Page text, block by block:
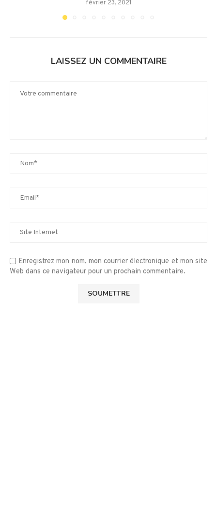
février 23, 2021
LAISSEZ UN COMMENTAIRE
Enregistrez mon nom, mon courrier électronique et mon site
Web dans ce navigateur pour un prochain commentaire.